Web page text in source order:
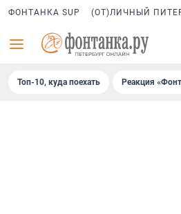
ФОНТАНКА SUP (ОТ)ЛИЧНЫЙ
Топ-10, куда поехать Реакция